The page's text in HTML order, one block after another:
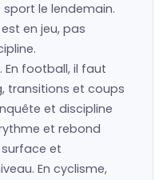
le lendemain.
en jeu, pas
En football, il faut
transitions et coups
et discipline
et rebond
et
En cyclisme,